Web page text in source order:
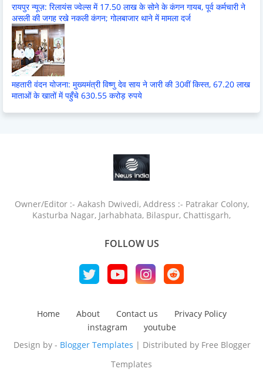
रायपुर न्यूज़: रिलायंस ज्वेल्स में 17.50 लाख के सोने के कंगन गायब, पूर्व कर्मचारी ने
असली की जगह रखे नकली कंगन; गोलबाजार थाने में मामला दर्ज
महतारी वंदन योजना: मुख्यमंत्री विष्णु देव साय ने जारी की 30वीं किस्त, 67.20 लाख
माताओं के खातों में पहुँचे 630.55 करोड़ रुपये
Owner/Editor :- Aakash Dwivedi, Address :- Patrakar Colony,
Kasturba Nagar, Jarhabhata, Bilaspur, Chattisgarh,
FOLLOW US
Home About Contact us
Privacy Policy
instagram
youtube
Design by - Blogger Templates | Distributed by Free Blogger
Templates